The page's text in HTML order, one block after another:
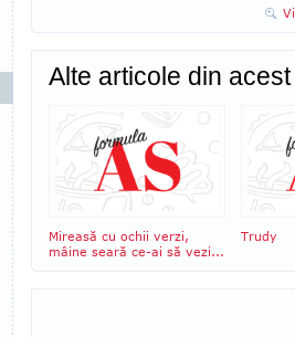
Alte articole din
Mireasă cu ochii verzi,
mâine seară ce-ai să vezi...
Trudy